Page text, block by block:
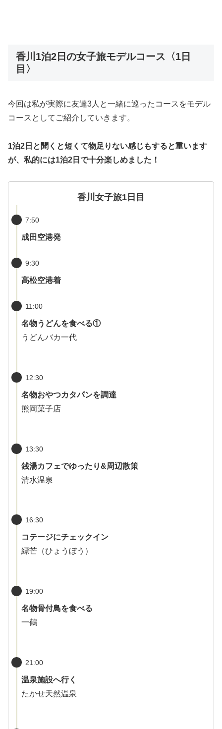
香川1泊2日の女子旅モデルコース〈1日
目〉
今回は私が実際に友達3人と一緒に巡ったコースをモデル
コースとしてご紹介していきます。
1泊2日と聞くと短くて物足りない感じもすると重います
が、私的には1泊2日で十分楽しめました！
香川女子旅1日目
7:50
成田空港発
9:30
高松空港着
11:00
名物うどんを食べる①
うどんバカ一代
12:30
名物おやつカタパンを調達
熊岡菓子店
13:30
銭湯カフェでゆったり&周辺散策
清水温泉
16:30
コテージにチェックイン
縹芒（ひょうぼう）
19:00
名物骨付鳥を食べる
一鶴
21:00
温泉施設へ行く
たかせ天然温泉